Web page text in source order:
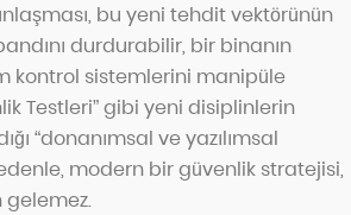
bu yeni tehdit vektörünün
durdurabilir, bir binanın
kontrol sistemlerini manipüle
Testleri” gibi yeni disiplinlerin
“donanımsal ve yazılımsal
modern bir güvenlik stratejisi,
gelemez.